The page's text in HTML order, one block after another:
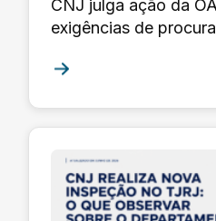
CNJ julga ação da
exigências de